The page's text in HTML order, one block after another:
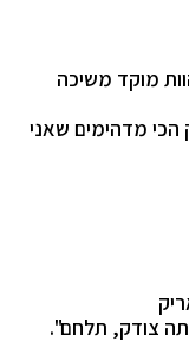
מוקד משיכה
הכי מדהימים שאני
צודק, תלחם".